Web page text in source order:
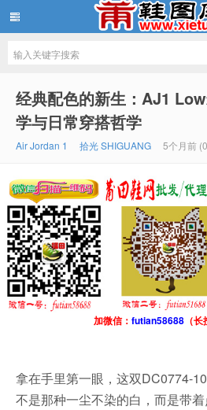
经典配色的新生：AJ1
学与日常穿搭哲学
Air Jordan 1 拾光 SHIGUANG 5个月前
加微信： futian58688（长
拿在手里第一眼，这双DC0774-
不是那种一尘不染的白，而是带